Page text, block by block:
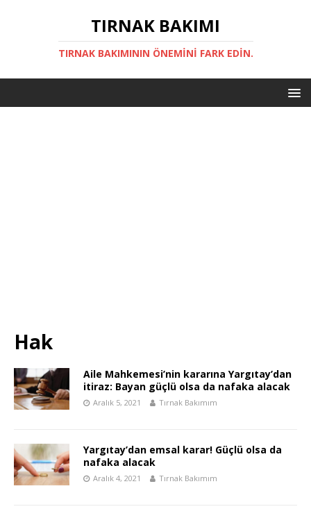
TIRNAK BAKIMI
TIRNAK BAKIMININ ÖNEMINI FARK EDIN.
Hak
Aile Mahkemesi’nin kararına Yargıtay’dan
itiraz: Bayan güçlü olsa da nafaka alacak
Aralık 5, 2021 Tırnak Bakımım
Yargıtay’dan emsal karar! Güçlü olsa da
nafaka alacak
Aralık 4, 2021 Tırnak Bakımım